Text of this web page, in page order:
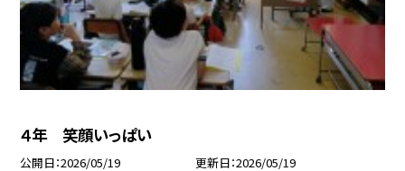
４年 笑顔いっぱい
公開日 2026/05/19 更新日 2026/05/19